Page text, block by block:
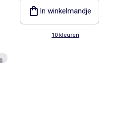
In winkelmandje
10 kleuren